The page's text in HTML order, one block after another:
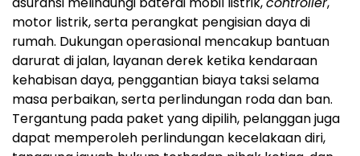
motor listrik, serta perangkat pengisian daya di
rumah. Dukungan operasional mencakup bantuan
darurat di jalan, layanan derek ketika kendaraan
kehabisan daya, penggantian biaya taksi selama
masa perbaikan, serta perlindungan roda dan ban.
Tergantung pada paket yang dipilih, pelanggan juga
dapat memperoleh perlindungan kecelakaan diri,